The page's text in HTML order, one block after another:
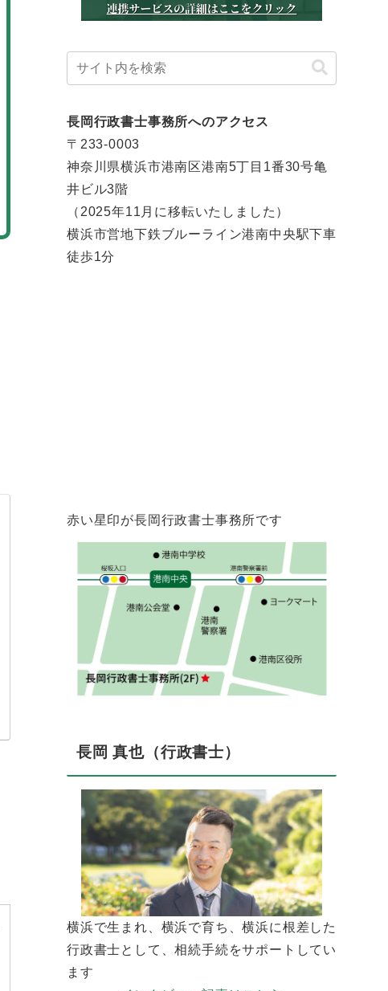
長岡行政書士事務所へのアクセス
〒233-0003
神奈川県横浜市港南区港南5丁目1番30号亀
井ビル3階
（2025年11月に移転いたしました）
横浜市営地下鉄ブルーライン港南中央駅下車
徒歩1分
赤い星印が長岡行政書士事務所です
長岡 真也（行政書士）
横浜で生まれ、横浜で育ち、横浜に根差した
行政書士として、相続手続をサポートしてい
ます